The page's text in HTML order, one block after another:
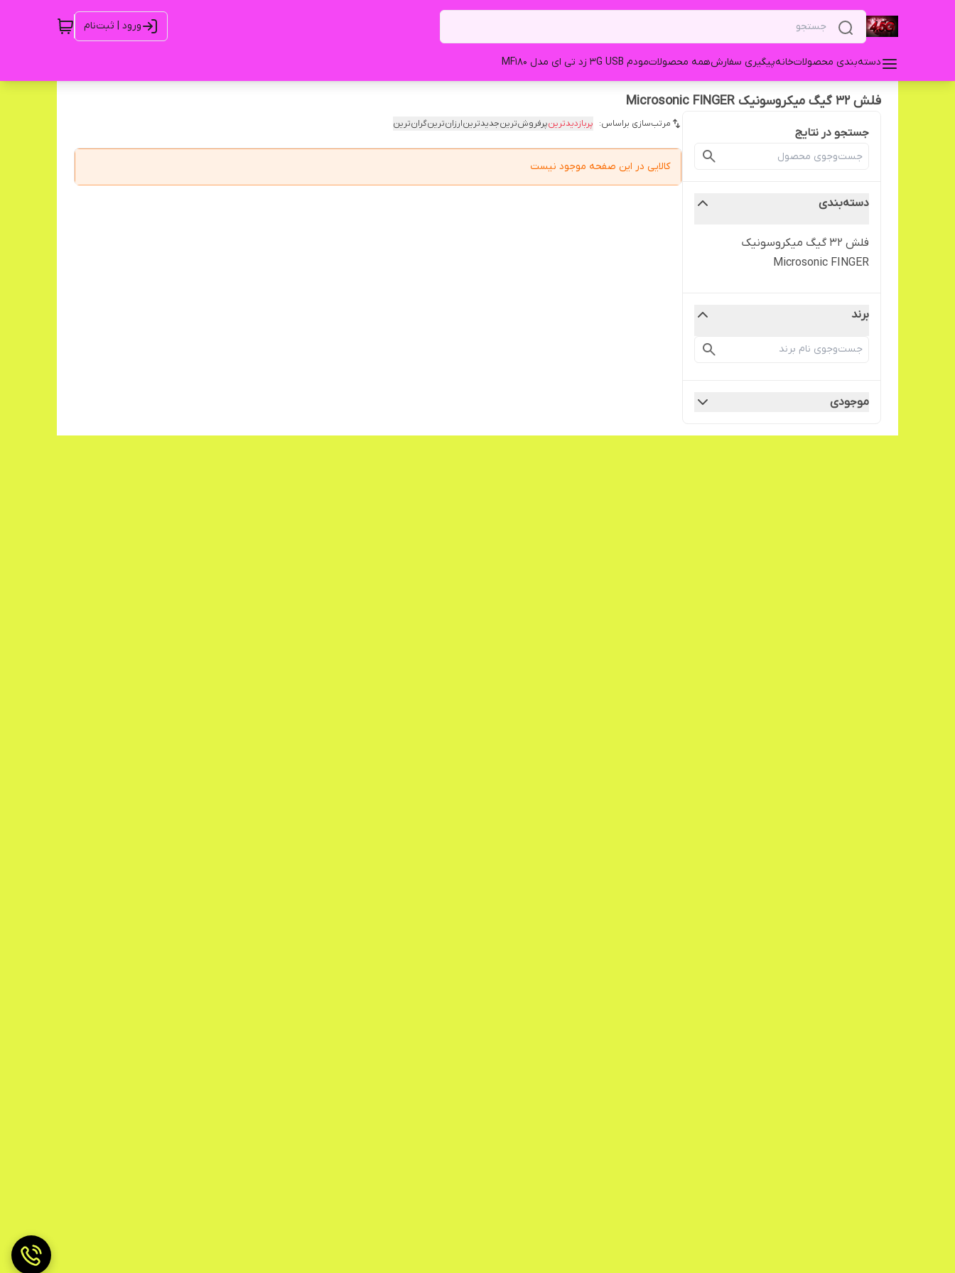
ورود | ثبت‌نام
دسته‌بندی محصولاتخانهپیگیری سفارشهمه محصولاتمودم 3G USB زد تی ای مدل MF180
فلش ۳۲ گیگ میکروسونیک Microsonic FINGER
جستجو در نتایج
دسته‌بندی
فلش ۳۲ گیگ میکروسونیک
Microsonic FINGER
برند
موجودی
مرتب‌سازی براساس: پربازدیدترینپرفروش‌ترینجدیدترینارزان‌ترینگران‌ترین
کالایی در این صفحه موجود نیست